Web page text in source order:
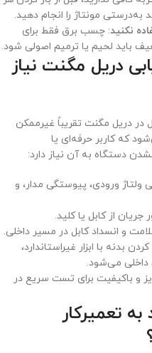
به‌درستی مونتاژ را انجام دهید.
نکنید: چسب برق فقط برای
باید لحیم یا ترمیم اصولی شود.
دریل مگنت نیاز
دریل مگنت تقریباً غیرممکن
که کاربر حرفه‌ای یا
دستگاه به آن نیاز دارد:
ولتاژ ورودی، پیوستگی مدار، و
جریان از کابل یا کلید.
و انسداد کابل در مسیر داخلی.
کردن بدنه با ابزار غیراستاندارد،
داخلی می‌شود.
و باکیفیت برای تست سریع در
تعمیرکار